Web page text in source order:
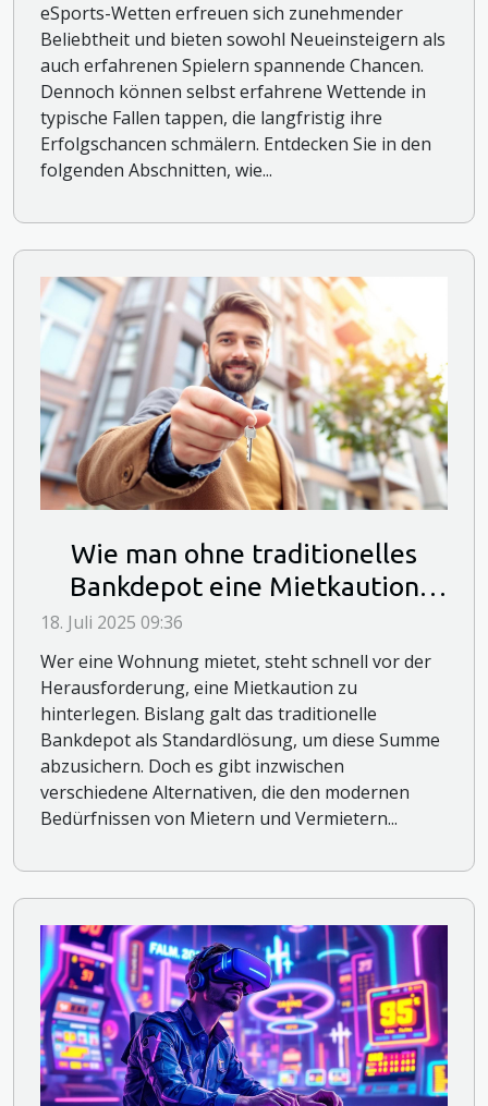
eSports-Wetten erfreuen sich zunehmender
Beliebtheit und bieten sowohl Neueinsteigern als
auch erfahrenen Spielern spannende Chancen.
Dennoch können selbst erfahrene Wettende in
typische Fallen tappen, die langfristig ihre
Erfolgschancen schmälern. Entdecken Sie in den
folgenden Abschnitten, wie...
Wie man ohne traditionelles
Bankdepot eine Mietkaution
18. Juli 2025 09:36
Wer eine Wohnung mietet, steht schnell vor der
Herausforderung, eine Mietkaution zu
hinterlegen. Bislang galt das traditionelle
Bankdepot als Standardlösung, um diese Summe
abzusichern. Doch es gibt inzwischen
verschiedene Alternativen, die den modernen
Bedürfnissen von Mietern und Vermietern...